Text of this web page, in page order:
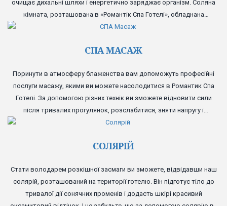
очищає дихальні шляхи і енергетично заряджає організм. Соляна
кімната, розташована в «Романтік Спа Готелі», обладнана
комфортними лежаками і великим телевізійним екраном, а
повноцінне розслаблення.
СПА МАСАЖ
Поринути в атмосферу блаженства вам допоможуть професійні
послуги масажу, якими ви можете насолодитися в Романтик Спа
Готелі. За допомогою різних технік ви зможете відновити сили
після тривалих прогулянок, розслабитися, зняти напругу і
отримати заряд бадьорості.
СОЛЯРІЙ
Стати володарем розкішної засмаги ви зможете, відвідавши наш
солярій, розташований на території готелю. Він підготує тіло до
тривалої дії сонячних променів і додасть шкірі красивий